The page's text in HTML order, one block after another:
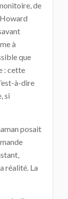
de
à
que
: cette
à-dire
si
posait
réalité. La